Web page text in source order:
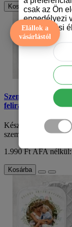
Kosárba
Személyre
feliratú edényfogó
Készítsd el a
személyre szabható
1.990 FtÁFA
Kosárba
Elállok a
vásárlástól
csak az Ön
engedélyezi
böngészési